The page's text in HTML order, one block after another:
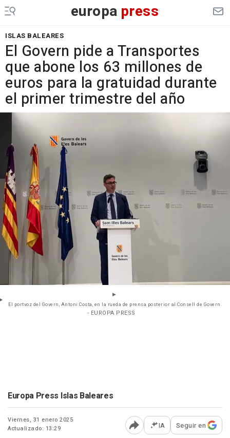
europa press
ISLAS BALEARES
El Govern pide a Transportes
que abone los 63 millones de
euros para la gratuidad durante
el primer trimestre del año
El portvoz del Govern, Antoni Costa, en la rueda de prensa posterior al Consell de Govern.
- EUROPA PRESS
Europa Press Islas Baleares
Viernes, 31 enero 2025
Actualizado: 13:29
Abrir opciones para
IA Seguir en